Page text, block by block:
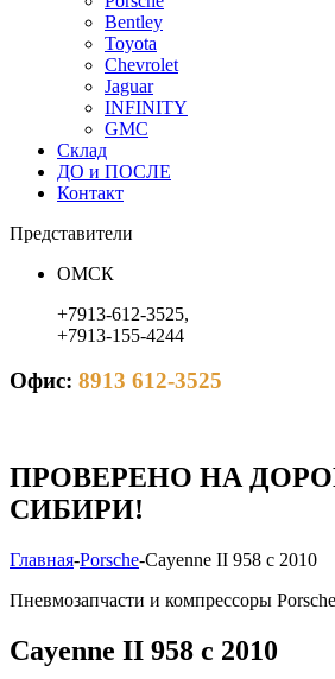
Bentley
Toyota
Chevrolet
Jaguar
INFINITY
GMC
Склад
ДО и ПОСЛЕ
Контакт
Представители
ОМСК
+7913-612-3525,
+7913-155-4244
Офис: 8913 612-3525
ПРОВЕРЕНО НА
СИБИРИ!
Главная-Porsche-Cayenne II 958 с 2010
Пневмозапчасти и компрессоры
Cayenne II 958 с 2010